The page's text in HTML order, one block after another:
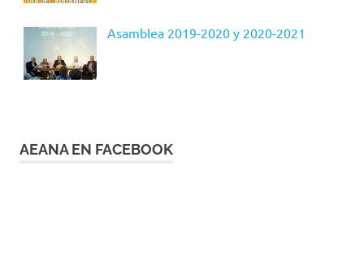
Asamblea 2019-2020 y 2020-2021
AEANA EN FACEBOOK